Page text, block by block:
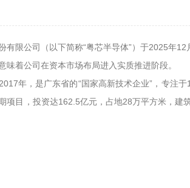
有限公司（以下简称“粤芯半导体”）于2025年
味着公司在资本市场布局进入实质推进阶段。
年，是广东省的“国家高新技术企业”，专注
项目，投资达162.5亿元，占地28万平方米，